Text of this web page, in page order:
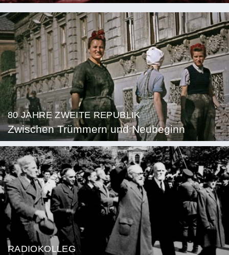
80 JAHRE ZWEITE REPUBLIK
Zwischen Trümmern und Neubeginn
RADIOKOLLEG